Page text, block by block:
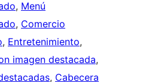
, Menú
, Comercio
, Entretenimiento
imagen destacada
, Cabecera